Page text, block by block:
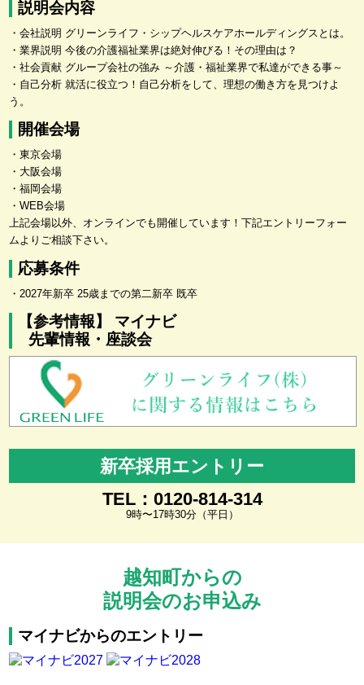
説明会内容
・会社説明 グリーンライフ・シップヘルスケアホールディングスとは。
・業界説明 今後の介護福祉業界は絶対伸びる！その理由は？
・社会貢献 グループ会社の強み ～介護・福祉業界で私達ができる事～
・自己分析 就活に役立つ！自己分析をして、理想の働き方を見つけよ
う。
開催会場
・東京会場
・大阪会場
・福岡会場
・WEB会場
上記会場以外、オンラインでも開催しています！下記エントリーフォー
ムよりご相談下さい。
応募条件
・2027年新卒 25歳までの第二新卒 既卒
【参考情報】 マイナビ
先輩情報・座談会
新卒採用エントリー
TEL：0120-814-314
9時〜17時30分（平日）
越知町からの
説明会のお申込み
マイナビからのエントリー